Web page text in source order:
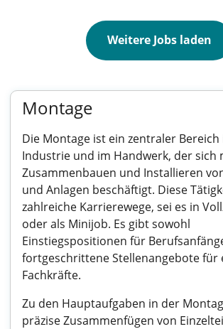
Weitere Jobs laden
Montage
Die Montage ist ein zentraler
Industrie und im Handwerk, der sich
Zusammenbauen und Installieren
und Anlagen beschäftigt. Diese
zahlreiche Karrierewege, sei es in
oder als Minijob. Es gibt sowohl
Einstiegspositionen für
fortgeschrittene Stellenangebote für
Fachkräfte.
Zu den Hauptaufgaben in der
präzise Zusammenfügen von